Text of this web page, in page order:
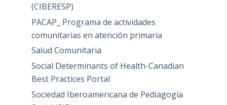
(CIBERESP)
PACAP_ Programa de actividades
comunitarias en atención primaria
Salud Comunitaria
Social Determinants of Health-Canadian
Best Practices Portal
Sociedad Iberoamericana de Pediagogía